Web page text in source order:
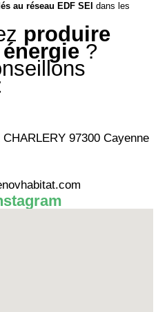
au réseau EDF SEI dans les
produire
?
97300 Cayenne